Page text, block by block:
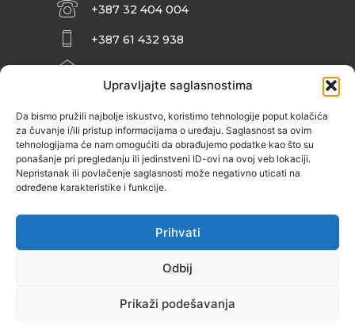
Upravljajte saglasnostima
Da bismo pružili najbolje iskustvo, koristimo tehnologije poput kolačića
za čuvanje i/ili pristup informacijama o uređaju. Saglasnost sa ovim
tehnologijama će nam omogućiti da obrađujemo podatke kao što su
ponašanje pri pregledanju ili jedinstveni ID-ovi na ovoj veb lokaciji.
Nepristanak ili povlačenje saglasnosti može negativno uticati na
određene karakteristike i funkcije.
Prihvati
Odbij
Prikaži podešavanja
+387 32 404 004
+387 61 432 938
INFO@ZENIT.BA
ZENIČANKA, 3. SPRAT), 72000 ZENICA